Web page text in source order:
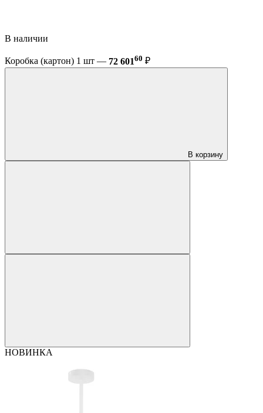
В наличии
Коробка (картон) 1 шт — 72 60160 ₽
В корзину
НОВИНКА